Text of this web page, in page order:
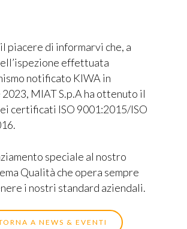
piacere di informarvi che, a
effettuata
notificato KIWA in
MIAT S.p.A ha ottenuto il
certificati ISO 9001:2015/ISO
speciale al nostro
Qualità che opera sempre
i nostri standard aziendali.
A NEWS & EVENTI
Home
Chi siamo